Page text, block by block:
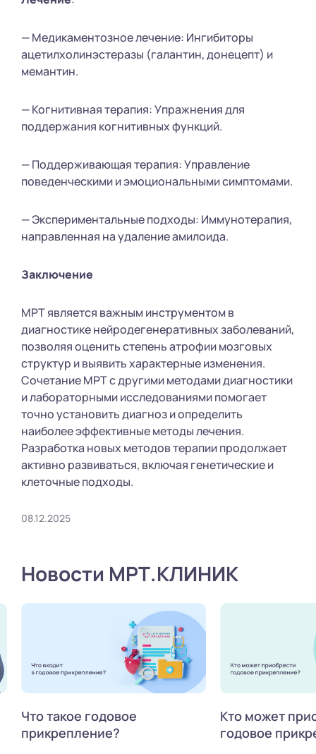
— Медикаментозное лечение: Ингибиторы
ацетилхолинэстеразы (галантин, донецепт) и
мемантин.
— Когнитивная терапия: Упражнения для
поддержания когнитивных функций.
— Поддерживающая терапия: Управление
поведенческими и эмоциональными симптомами.
— Экспериментальные подходы: Иммунотерапия,
направленная на удаление амилоида.
Заключение
МРТ является важным инструментом в
диагностике нейродегенеративных заболеваний,
позволяя оценить степень атрофии мозговых
структур и выявить характерные изменения.
Сочетание МРТ с другими методами диагностики
и лабораторными исследованиями помогает
точно установить диагноз и определить
наиболее эффективные методы лечения.
Разработка новых методов терапии продолжает
активно развиваться, включая генетические и
клеточные подходы.
08.12.2025
Новости МРТ.КЛИНИК
Что такое годовое
прикрепление?
Кто может
годовое